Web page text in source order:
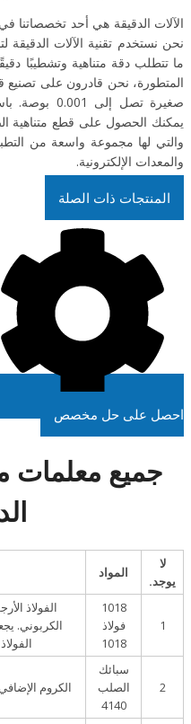
الآلات الدقيقة هي أحد تخصصاتنا
نحن نستخدم تقنية الآلات الدقيقة
ما تتطلب دقة متناهية وتشطيبًا
المتطورة، نحن قادرون على تصنيع
صغيرة تصل
يمكنك الحصول على قطع متناهية
والتي لها مجموعة واسعة من
والمعدات الإلكترونية.
المنتجات ذات الصلة
احصل على حل مخصص
جميع معلمات
لا
يوجد.
المواد
1
1018
فولاذ
1018
الكربوني.
2
سبائك
الصلب
4140
الكروم